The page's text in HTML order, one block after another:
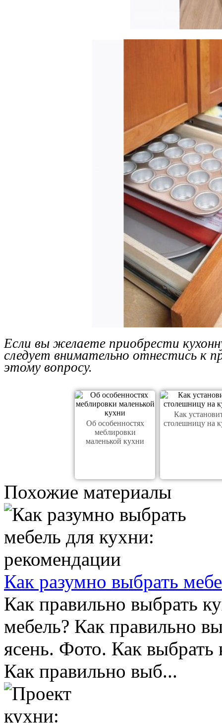
Если вы желаете приобрести
следует внимательно отнестись к
этому вопросу.
Об особенностях
меблировки
маленькой кухни
Как
столешницу на
Похожие материалы
Как разумно выбрать
Как правильно выбрать
мебель? Как правильно
ясень. Фото. Как
Как правильно выб...